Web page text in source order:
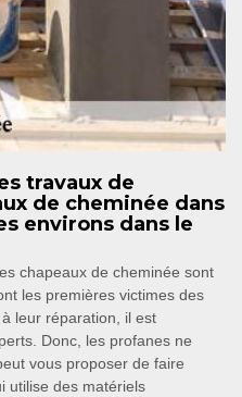
travaux de
de cheminée dans
environs dans le
chapeaux de cheminée sont
les premières victimes des
leur réparation, il est
Donc, les profanes ne
vous proposer de faire
utilise des matériels